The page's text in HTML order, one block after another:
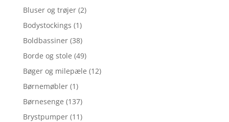
Bluser og trøjer (2)
Bodystockings (1)
Boldbassiner (38)
Borde og stole (49)
Bøger og milepæle (12)
Børnemøbler (1)
Børnesenge (137)
Brystpumper (11)